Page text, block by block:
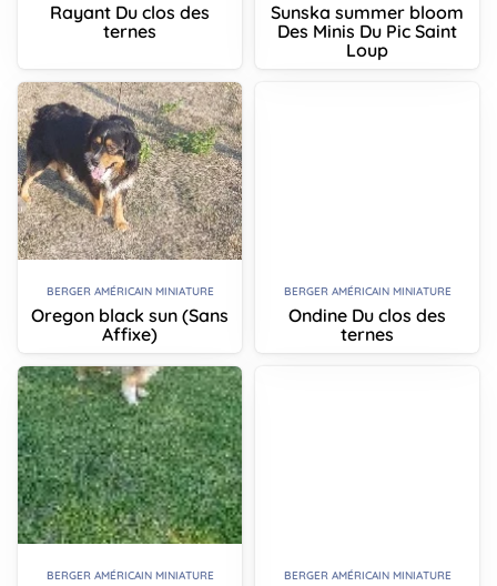
Rayant Du clos des
ternes
Sunska summer bloom
Des Minis Du Pic Saint
Loup
BERGER AMÉRICAIN MINIATURE
Oregon black sun (Sans
Affixe)
BERGER AMÉRICAIN MINIATURE
Ondine Du clos des
ternes
BERGER AMÉRICAIN MINIATURE BERGER AMÉRICAIN MINIATURE